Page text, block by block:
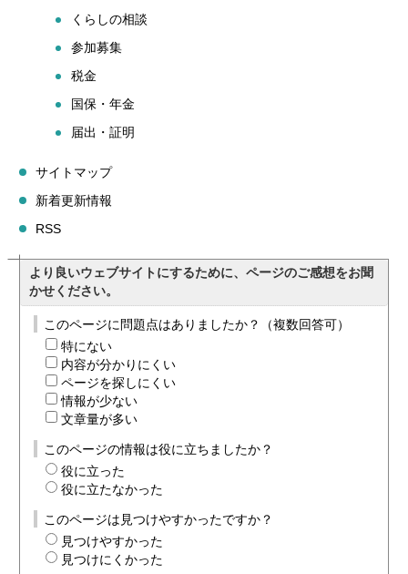
くらしの相談
参加募集
税金
国保・年金
届出・証明
サイトマップ
新着更新情報
RSS
より良いウェブサイトにするために、ページのご感想をお聞
かせください。
このページに問題点はありましたか？（複数回答可）
特にない
内容が分かりにくい
ページを探しにくい
情報が少ない
文章量が多い
このページの情報は役に立ちましたか？
役に立った
役に立たなかった
このページは見つけやすかったですか？
見つけやすかった
見つけにくかった